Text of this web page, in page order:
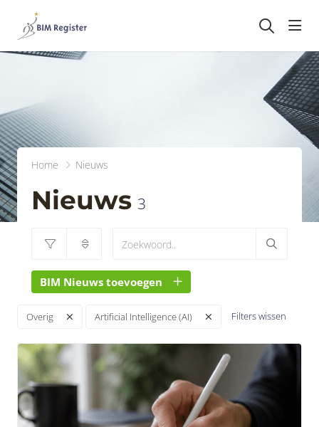
Home Nieuws
Nieuws 3
BIM Nieuws toevoegen
Overig Artificial Intelligence (AI) Filters wissen